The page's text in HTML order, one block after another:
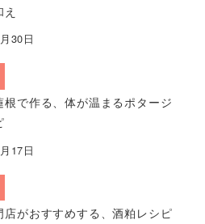
30日
根で作る、体が温まるポタージ
17日
店がおすすめする、酒粕レシピ